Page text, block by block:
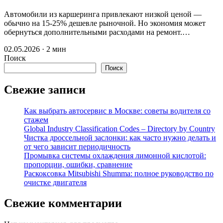
Автомобили из каршеринга привлекают низкой ценой —
обычно на 15-25% дешевле рыночной. Но экономия может
обернуться дополнительными расходами на ремонт.…
02.05.2026 · 2 мин
Поиск
Поиск
Свежие записи
Как выбрать автосервис в Москве: советы водителя со
стажем
Global Industry Classification Codes – Directory by Country
Чистка дроссельной заслонки: как часто нужно делать и
от чего зависит периодичность
Промывка системы охлаждения лимонной кислотой:
пропорции, ошибки, сравнение
Раскоксовка Mitsubishi Shumma: полное руководство по
очистке двигателя
Свежие комментарии